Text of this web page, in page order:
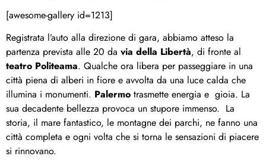
[awesome-gallery id=1213]
Registrata l’auto alla direzione di gara, abbiamo atteso la
partenza prevista alle 20 da via della Libertà, di fronte al
teatro Politeama. Qualche ora libera per passeggiare in una
città piena di alberi in fiore e avvolta da una luce calda che
illumina i monumenti. Palermo trasmette energia e gioia. La
sua decadente bellezza provoca un stupore immenso. La
storia, il mare fantastico, le montagne dei parchi, ne fanno una
città completa e ogni volta che si torna le sensazioni di piacere
si rinnovano.